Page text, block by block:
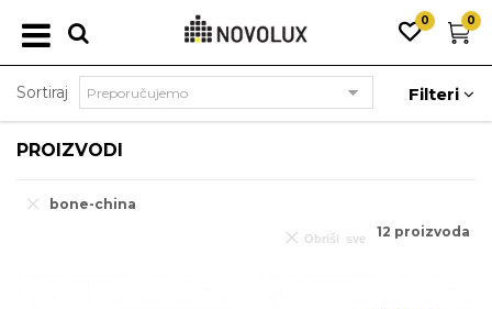
0
0
PROIZVODI
Sortiraj Filteri
bone-china
12 proizvoda
Obriši sve